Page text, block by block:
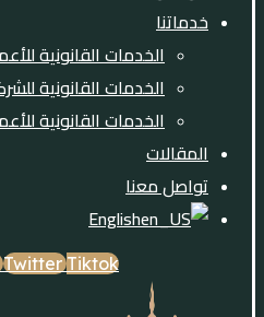
خدماتنا
الخدمات القانونية
الخدمات القانونية
الخدمات القانونية
المقالات
تواصل معنا
English
Twitter Tiktok